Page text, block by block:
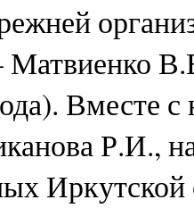
Вместе
Р.И.,
Иркутской